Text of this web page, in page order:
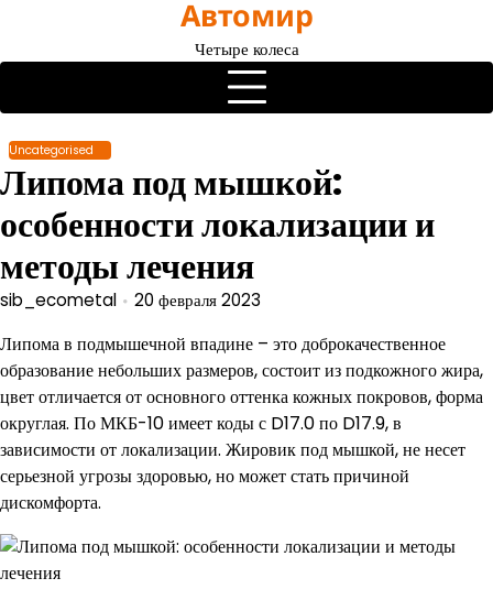
содержимому
Автомир
Четыре колеса
Uncategorised
Липома под мышкой:
особенности локализации и
методы лечения
sib_ecometal 20 февраля 2023
Липома в подмышечной впадине – это доброкачественное
образование небольших размеров, состоит из подкожного жира,
цвет отличается от основного оттенка кожных покровов, форма
округлая. По МКБ-10 имеет коды с D17.0 по D17.9, в
зависимости от локализации. Жировик под мышкой, не несет
серьезной угрозы здоровью, но может стать причиной
дискомфорта.